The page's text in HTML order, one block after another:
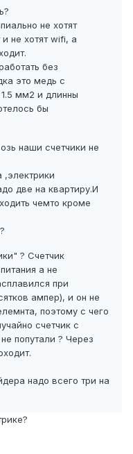
не хотят
и не хотят wifi, а
без
это медь с
мм2 и длинны
бы
наши счетчики не
,электрики
две на квартиру.И
чемто кроме
? Счетчик
а не
при
ампер), и он не
поэтому с чего
счетчик с
попутали ? Через
надо всего три на